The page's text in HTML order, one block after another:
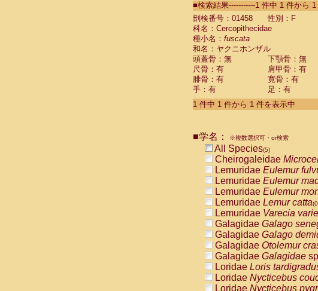
CebidaeSaguinus
Cebidae Saguinus
CebidaeSaguinus midas
Cebidae
CebidaeSaguinus
Cebidae Saguinus
Cebidae Saguinus
Cebidae Saguinusspp.
Cebidae Aotus trivirgatus
Cebidae Cebus albifrons
CebidaeCebus
CebidaeCebus
CebidaeSaimiri
CebidaeSaimiri
AtelidaeAlouatta caraya
AtelidaeAlouatta fusca
AtelidaeAlouatta
AtelidaeAlouattaspp.(0)
AtelidaeAteles
AtelidaeAteles geoffroyi
AtelidaeAteles
AtelidaeAtelesspp.(0)
Atelidae Lagothrix
AtelidaeLagothrix
PitheciidaeCacajao
■検索結果-----------1 件中 1 件から
剖検番号：01458
性別：F
科名：Cercopithecidae
種小名： fuscata
和名：ヤクニホンザル
頭蓋骨：無
下顎骨：無
尺骨：有
肩甲骨：有
腓骨：有
寛骨：有
手：有
足：有
1 件中 1 件から 1 件を表示中
■学名： ※複数選択可・or検索
All Species(5)
Cheirogaleidae
Lemuridae Eulemur
Lemuridae Eulemur
Lemuridae Eulemur
Lemuridae Lemur catta
Lemuridae Varecia
Galagidae Galago
Galagidae Galago
Galagidae Otolemur
Galagidae Galagidae
Loridae Loris
Loridae Nycticebus
Loridae Nycticebus